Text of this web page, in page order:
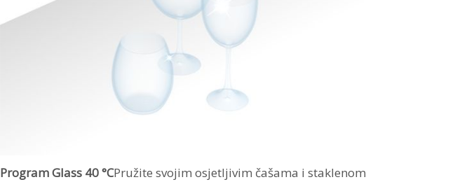
Program Glass 40 °CPružite svojim osjetljivim čašama i staklenom